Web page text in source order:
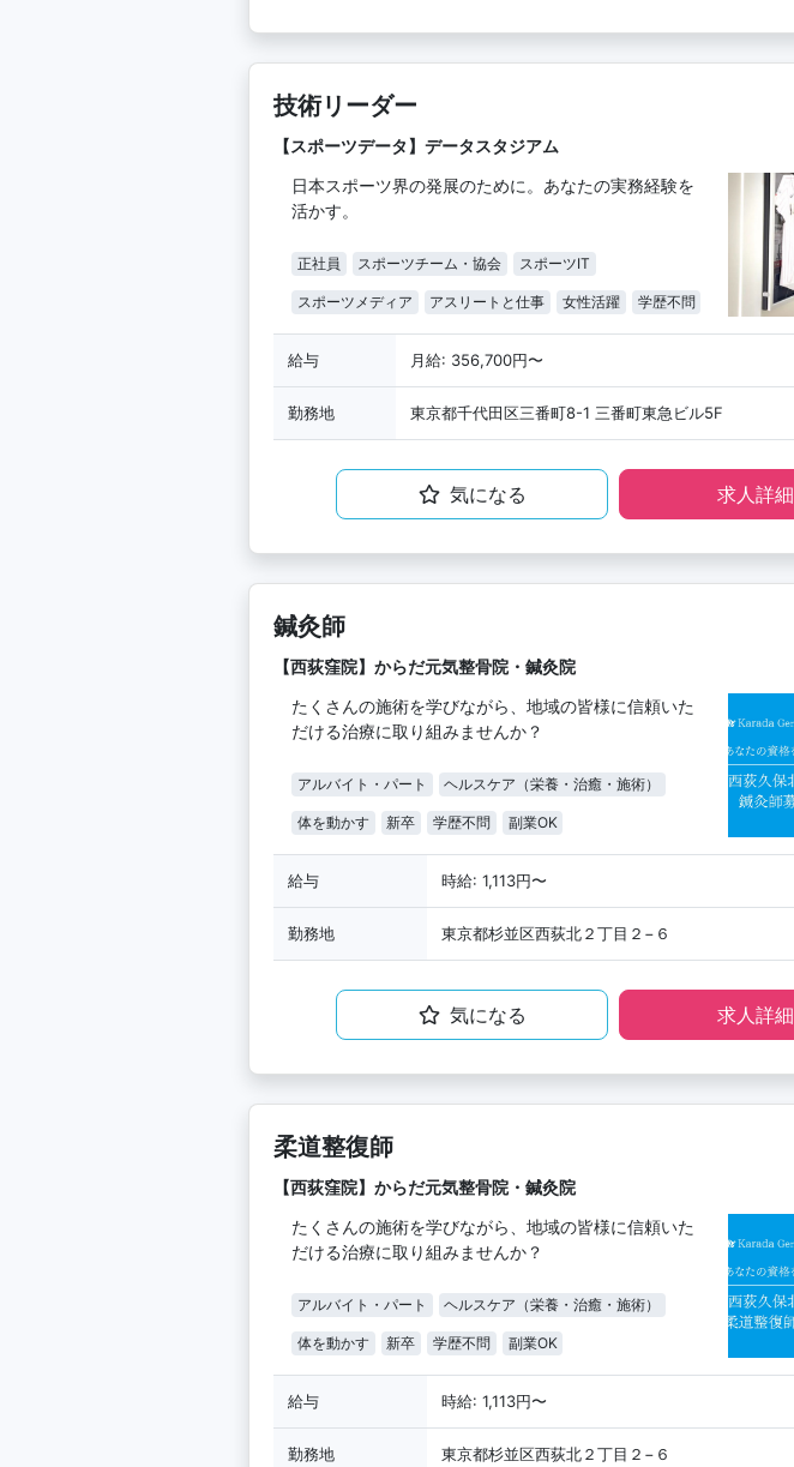
技術リーダー
【スポーツデータ】データスタジアム
日本スポーツ界の発展のために。あなたの実務経験を
活かす。
正社員 スポーツチーム・協会 スポーツIT
スポーツメディア アスリートと仕事 女性活躍 学歴不問
給与 月給: 356,700円〜
勤務地 東京都千代田区三番町8-1 三番町東急ビル5F
気になる 求人詳細
鍼灸師
【西荻窪院】からだ元気整骨院・鍼灸院
たくさんの施術を学びながら、地域の皆様に信頼いた
だける治療に取り組みませんか？
アルバイト・パート ヘルスケア（栄養・治癒・施術）
体を動かす 新卒 学歴不問 副業OK
給与 時給: 1,113円〜
勤務地 東京都杉並区西荻北２丁目２−６
気になる 求人詳細
柔道整復師
【西荻窪院】からだ元気整骨院・鍼灸院
たくさんの施術を学びながら、地域の皆様に信頼いた
だける治療に取り組みませんか？
アルバイト・パート ヘルスケア（栄養・治癒・施術）
体を動かす 新卒 学歴不問 副業OK
給与 時給: 1,113円〜
勤務地 東京都杉並区西荻北２丁目２−６